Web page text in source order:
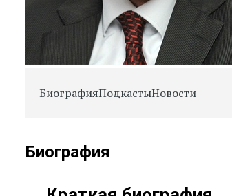
БиографияПодкастыНовости
Биография